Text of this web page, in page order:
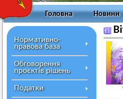
Головна Новини
Нормативно-
правова база
Обговорення
проєктів рішень
Податки